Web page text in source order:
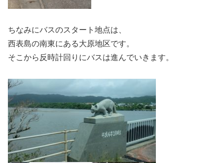
ちなみにバスのスタート地点は、
西表島の南東にある大原地区です。
そこから反時計回りにバスは進んでいきます。